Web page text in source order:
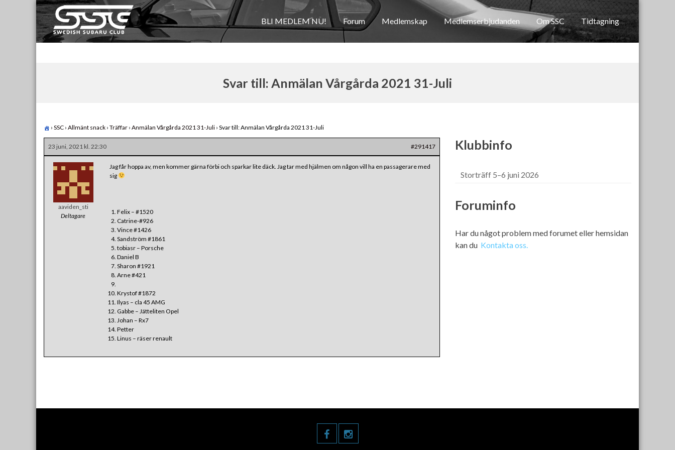
Skip
to
content
Swedish Subaru Club
För oss som älskar Subaru!
BLI MEDLEM NU! Forum Medlemskap Medlemserbjudanden Om SSC Tidtagning
Svar till: Anmälan Vårgårda 2021 31-Juli
› SSC › Allmänt snack › Träffar › Anmälan Vårgårda 2021 31-Juli › Svar till: Anmälan Vårgårda 2021 31-Juli
23 juni, 2021 kl. 22:30 #291417
aaviden_sti
Deltagare
Jag får hoppa av, men kommer gärna förbi och sparkar lite däck. Jag tar med hjälmen om någon vill ha en passagerare med
sig
Felix – #1520
Catrine-#926
Vince #1426
Sandström #1861
tobiasr – Porsche
Daniel B
Sharon #1921
Arne #421
Krystof #1872
Ilyas – cla 45 AMG
Gabbe – Jätteliten Opel
Johan – Rx7
Petter
Linus – räser renault
Klubbinfo
Storträff 5–6 juni 2026
Foruminfo
Har du något problem med forumet eller hemsidan
kan du Kontakta oss.